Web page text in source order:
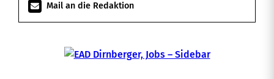
Mail an die Redaktion